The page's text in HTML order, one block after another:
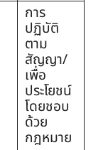
การ
ปฏิบัติ
ตาม
สัญญา/
เพื่อ
ประโยชน์
โดยชอบ
ด้วย
กฎหมาย